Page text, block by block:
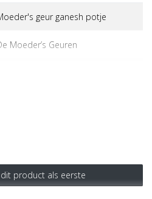
geur ganesh potje
moeder’s geuren
product als eerste